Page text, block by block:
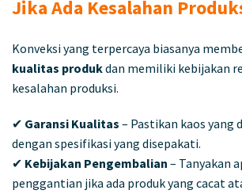
Jika Ada Kesalahan
Konveksi yang terpercaya biasanya
kualitas produkdan memiliki kebijakan
kesalahan produksi.
✔ Garansi Kualitas – Pastikan kaos yang
dengan spesifikasi yang disepakati.
✔ Kebijakan Pengembalian – Tanyakan
penggantian jika ada produk yang cacat